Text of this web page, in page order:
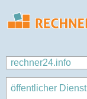
rechner24.info
öffentlicher Dienst